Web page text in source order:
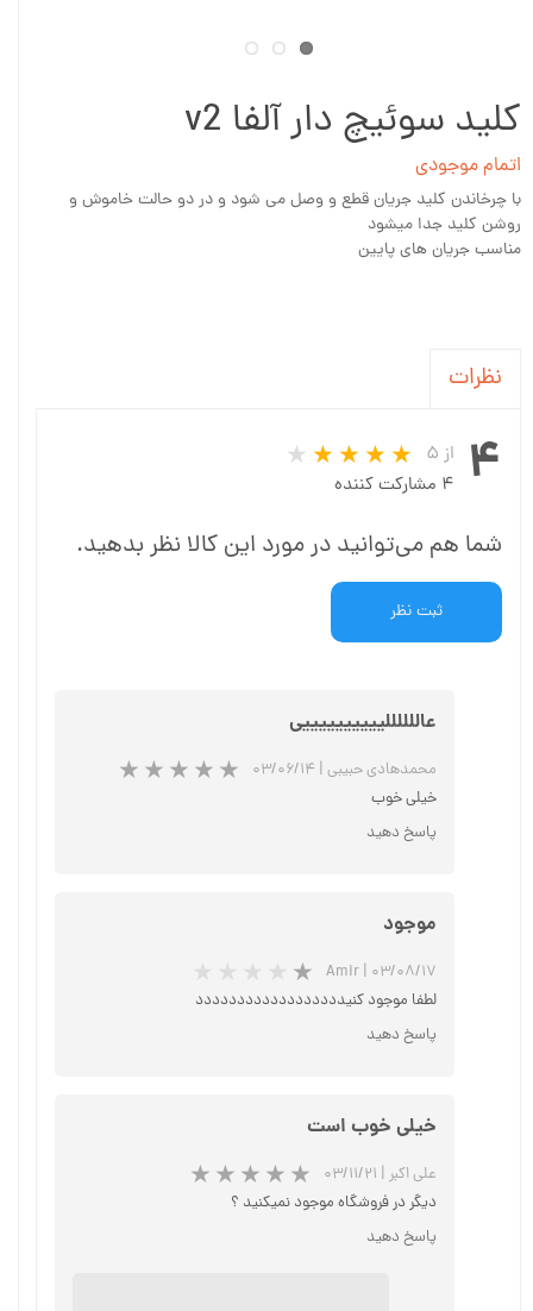
کلید سوئیچ دار آلفا v2
اتمام موجودی
با چرخاندن کلید جریان قطع و وصل می شود و در دو حالت خاموش و
روشن کلید جدا میشود
مناسب جریان های پایین
نظرات
۴ از ۵
★
۴ مشارکت کننده
شما هم می‌توانید در مورد این کالا نظر بدهید.
ثبت نظر
عاللللللییییییییییی
محمدهادی حبیبی | ۰۳/۰۶/۱۴
خیلی خوب
پاسخ دهید
موجود
Amir | ۰۳/۰۸/۱۷
لطفا موجود کنیدددددددددددددددددد
پاسخ دهید
خیلی خوب است
علی اکبر | ۰۳/۱۱/۲۱
دیگر در فروشگاه موجود نمیکنید ؟
پاسخ دهید